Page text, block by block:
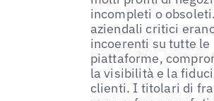
incompleti o
aziendali critici
incoerenti su tutte le
piattaforme,
la visibilità e la
clienti. I titolari di